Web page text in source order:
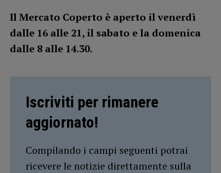
Il Mercato Coperto è aperto il venerdì
dalle 16 alle 21, il sabato e la domenica
dalle 8 alle 14.30.
Iscriviti per rimanere
aggiornato!
Compilando i campi seguenti potrai
ricevere le notizie direttamente sulla